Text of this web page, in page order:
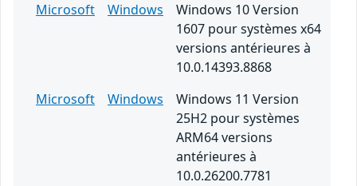
Microsoft
Windows
Windows 10 Version
1607 pour systèmes x64
versions antérieures à
10.0.14393.8868
Microsoft
Windows
Windows 11 Version
25H2 pour systèmes
ARM64 versions
antérieures à
10.0.26200.7781